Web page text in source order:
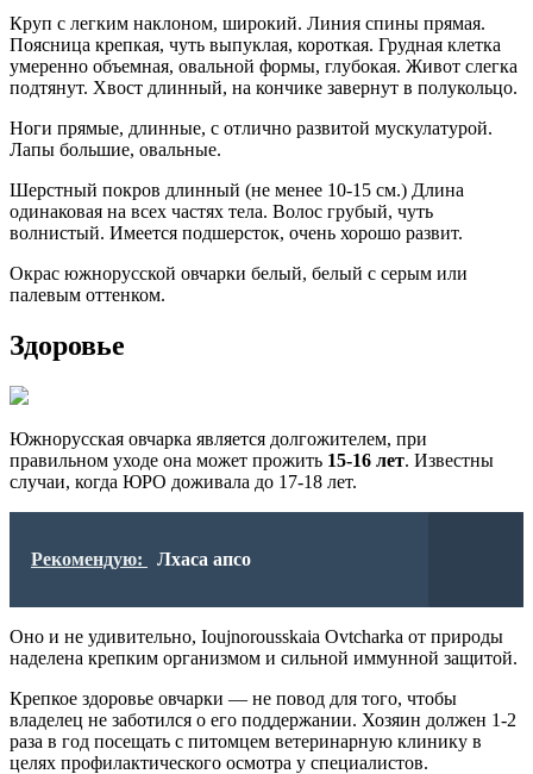
Круп с легким наклоном, широкий. Линия спины прямая.
Поясница крепкая, чуть выпуклая, короткая. Грудная клетка
умеренно объемная, овальной формы, глубокая. Живот слегка
подтянут. Хвост длинный, на кончике завернут в полукольцо.
Ноги прямые, длинные, с отлично развитой мускулатурой.
Лапы большие, овальные.
Шерстный покров длинный (не менее 10-15 см.) Длина
одинаковая на всех частях тела. Волос грубый, чуть
волнистый. Имеется подшерсток, очень хорошо развит.
Окрас южнорусской овчарки белый, белый с серым или
палевым оттенком.
Здоровье
Южнорусская овчарка является долгожителем, при
правильном уходе она может прожить 15-16 лет. Известны
случаи, когда ЮРО доживала до 17-18 лет.
Рекомендую: Лхаса апсо
Оно и не удивительно, Ioujnorousskaia Ovtcharka от природы
наделена крепким организмом и сильной иммунной защитой.
Крепкое здоровье овчарки — не повод для того, чтобы
владелец не заботился о его поддержании. Хозяин должен 1-2
раза в год посещать с питомцем ветеринарную клинику в
целях профилактического осмотра у специалистов.